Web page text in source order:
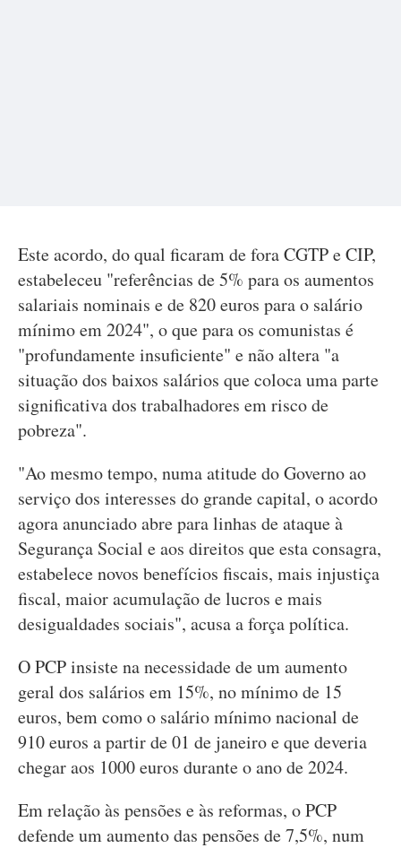
Este acordo, do qual ficaram de fora CGTP e CIP,
estabeleceu "referências de 5% para os aumentos
salariais nominais e de 820 euros para o salário
mínimo em 2024", o que para os comunistas é
"profundamente insuficiente" e não altera "a
situação dos baixos salários que coloca uma parte
significativa dos trabalhadores em risco de
pobreza".
"Ao mesmo tempo, numa atitude do Governo ao
serviço dos interesses do grande capital, o acordo
agora anunciado abre para linhas de ataque à
Segurança Social e aos direitos que esta consagra,
estabelece novos benefícios fiscais, mais injustiça
fiscal, maior acumulação de lucros e mais
desigualdades sociais", acusa a força política.
O PCP insiste na necessidade de um aumento
geral dos salários em 15%, no mínimo de 15
euros, bem como o salário mínimo nacional de
910 euros a partir de 01 de janeiro e que deveria
chegar aos 1000 euros durante o ano de 2024.
Em relação às pensões e às reformas, o PCP
defende um aumento das pensões de 7,5%, num